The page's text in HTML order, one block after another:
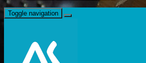
Toggle navigation